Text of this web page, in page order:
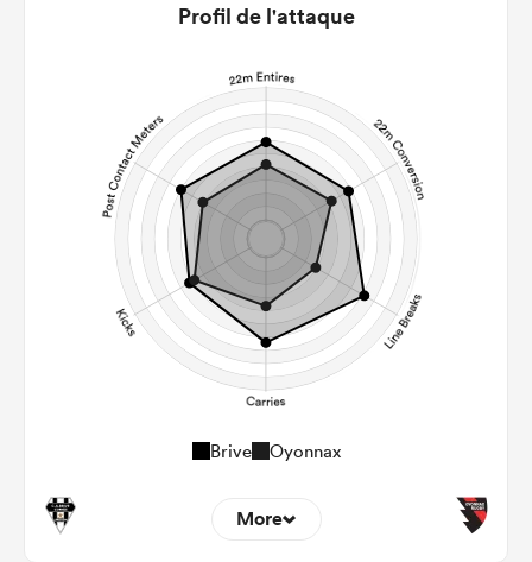
Profil de l'attaque
Brive Oyonnax
More